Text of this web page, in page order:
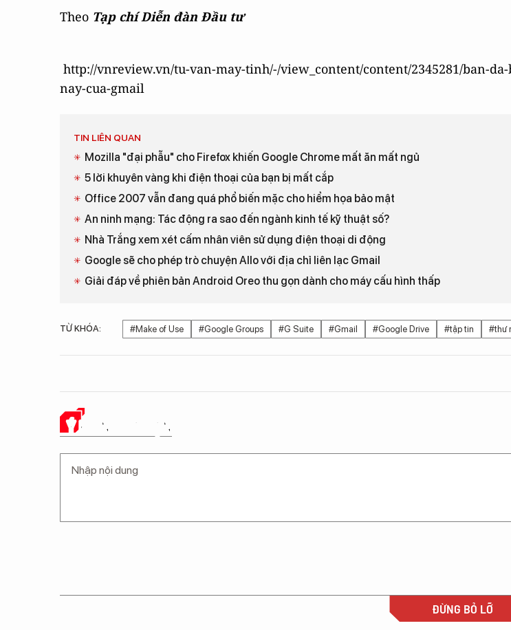
Theo Tạp chí Diễn đàn Đầu tư
http://vnreview.vn/tu-van-may-tinh/-/view_content/content/2345281/ban-
nay-cua-gmail
TIN LIÊN QUAN
Mozilla "đại phẫu" cho Firefox khiến Google Chrome mất ăn mất ngủ
5 lời khuyên vàng khi điện thoại của bạn bị mất cắp
Office 2007 vẫn đang quá phổ biến mặc cho hiểm họa bảo mật
An ninh mạng: Tác động ra sao đến ngành kinh tế kỹ thuật số?
Nhà Trắng xem xét cấm nhân viên sử dụng điện thoại di động
Google sẽ cho phép trò chuyện Allo với địa chỉ liên lạc Gmail
Giải đáp về phiên bản Android Oreo thu gọn dành cho máy cấu hình thấp
TỪ KHÓA: #Make of Use #Google Groups #G Suite #Gmail #Google Drive #tập tin #thư
Ý KIẾN CỦA BẠN
ĐỪNG BỎ LỠ